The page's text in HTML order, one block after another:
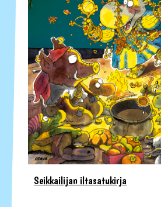
Seikkailijan iltasatukirja